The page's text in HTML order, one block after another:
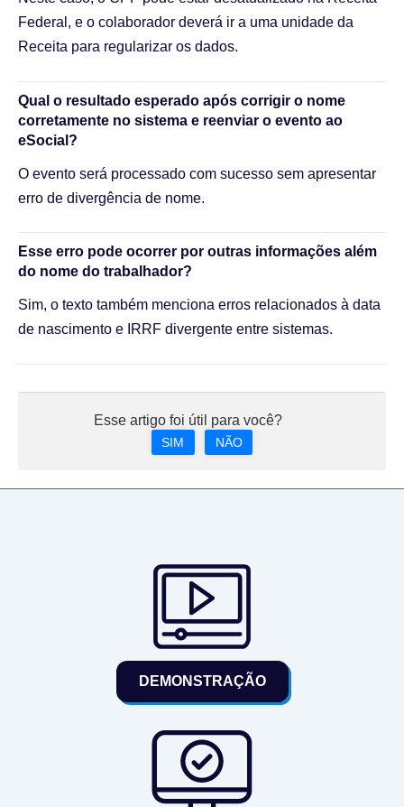
Federal, e o colaborador deverá ir a uma unidade da
Receita para regularizar os dados.
Qual o resultado esperado após corrigir o nome
corretamente no sistema e reenviar o evento ao
eSocial?
O evento será processado com sucesso sem apresentar
erro de divergência de nome.
Esse erro pode ocorrer por outras informações além
do nome do trabalhador?
Sim, o texto também menciona erros relacionados à data
de nascimento e IRRF divergente entre sistemas.
Esse artigo foi útil para você?
SIM NÃO
DEMONSTRAÇÃO